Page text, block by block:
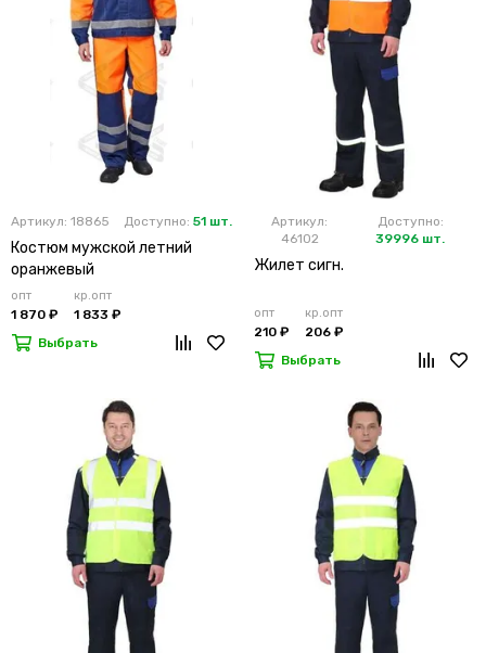
Артикул: 18865 Доступно: 51 шт.
Костюм мужской летний
оранжевый
опт
1 870 ₽
кр.опт
1 833 ₽
Выбрать
Артикул:
46102
Доступно:
39996 шт.
Жилет сигн.
опт
210 ₽
кр.опт
206 ₽
Выбрать